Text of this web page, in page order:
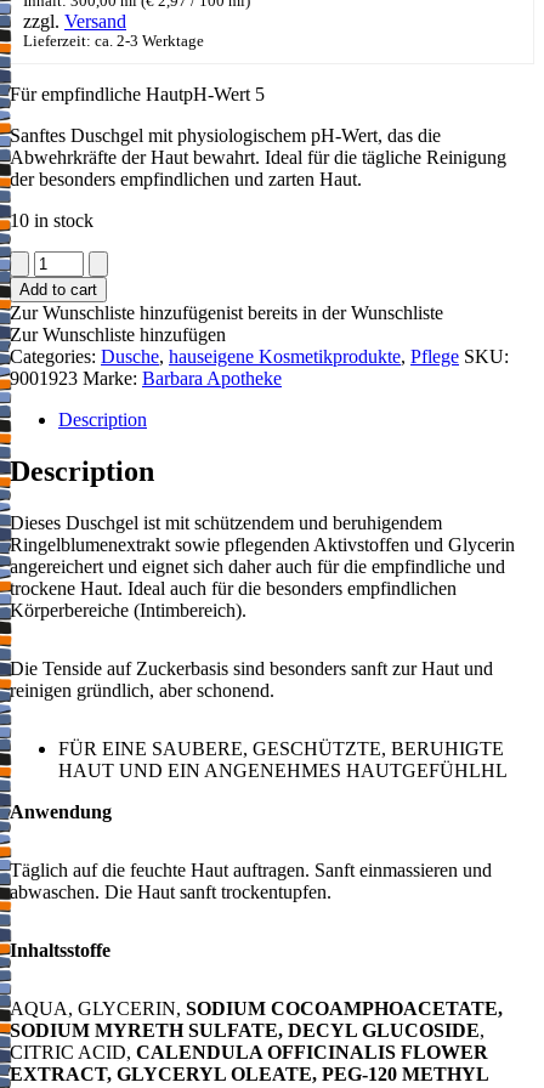
zzgl. Versand
Lieferzeit: ca. 2-3 Werktage
Für empfindliche HautpH-Wert 5
​Sanftes Duschgel mit physiologischem pH-Wert, das die
Abwehrkräfte der Haut bewahrt. Ideal für die tägliche Reinigung
der besonders empfindlichen und zarten Haut.
10 in stock
Duschgel
mit
Ringelblumenextrakt
quantity
Add to cart
Zur Wunschliste hinzufügenist bereits in der Wunschliste
Zur Wunschliste hinzufügen
Categories: Dusche, hauseigene Kosmetikprodukte, Pflege SKU:
9001923 Marke: Barbara Apotheke
Description
Description
​Dieses Duschgel ist mit schützendem und beruhigendem
Ringelblumenextrakt sowie pflegenden Aktivstoffen und Glycerin
angereichert und eignet sich daher auch für die empfindliche und
trockene Haut. Ideal auch für die besonders empfindlichen
Körperbereiche (Intimbereich).
Die Tenside auf Zuckerbasis sind besonders sanft zur Haut und
reinigen gründlich, aber schonend.
FÜR EINE SAUBERE, GESCHÜTZTE, BERUHIGTE
HAUT UND EIN ANGENEHMES HAUTGEFÜHLHL
Anwendung
​Täglich auf die feuchte Haut auftragen. Sanft einmassieren und
abwaschen. Die Haut sanft trockentupfen.
Inhaltsstoffe
​AQUA, GLYCERIN, SODIUM COCOAMPHOACETATE,
SODIUM MYRETH SULFATE, DECYL GLUCOSIDE,
CITRIC ACID, CALENDULA OFFICINALIS FLOWER
EXTRACT, GLYCERYL OLEATE, PEG-120 METHYL